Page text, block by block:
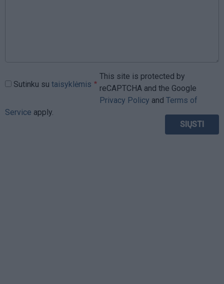
Sutinku su taisyklėmis
This site is protected by
reCAPTCHA and the Google
Privacy Policy and Terms of
Service apply.